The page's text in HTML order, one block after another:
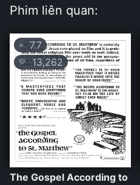
Phim liên quan:
⭐ 7.7
💛13,262
The Gospel According to